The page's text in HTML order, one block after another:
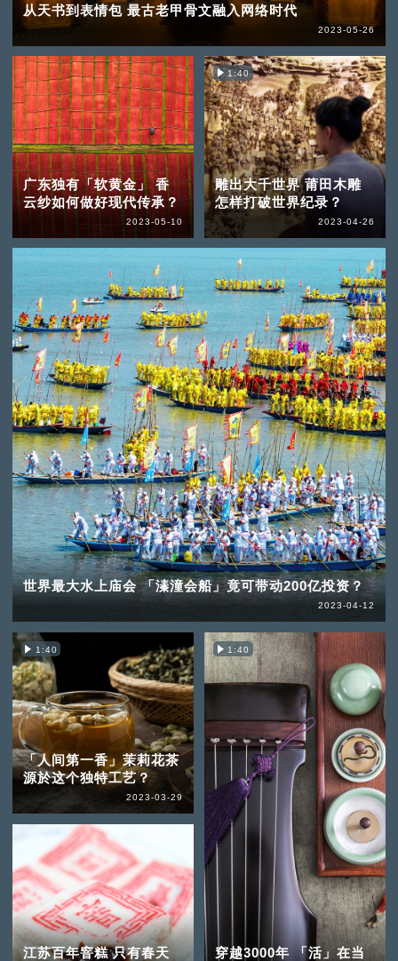
从天书到表情包 最古老甲骨文融入网络时代
2023-05-26
广东独有「软黄金」 香
云纱如何做好现代传承？
2023-05-10
1:40
雕出大千世界 莆田木雕
怎样打破世界纪录？
2023-04-26
世界最大水上庙会 「溱潼会船」竟可带动200亿投资？
2023-04-12
1:40
「人间第一香」茉莉花茶
源於这个独特工艺？
2023-03-29
江苏百年窨糕 只有春天
1:40
穿越3000年 「活」在当